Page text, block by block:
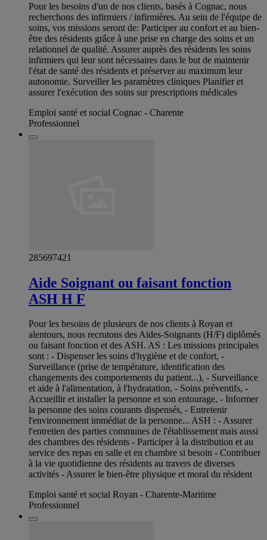
Pour les besoins d'un de nos clients, basés à Cognac, nous
recherchons des infirmiers / infirmières. Au sein de l'équipe de
soins, vos missions seront de: Participer au confort et au bien-
être des résidents grâce à une prise en charge des soins et un
relationnel de qualité. Assurer auprès des résidents les soins
infirmiers qui leur sont nécessaires dans le but de maintenir
l'état de santé des résidents et préserver au maximum leur
autonomie. Surveiller les paramètres cliniques Planifier et
assurer l'exécution des soins sur prescriptions médicales
Emploi santé et social Cognac - Charente
Professionnel
285697421
Aide Soignant ou faisant fonction
ASH H F
Pour les besoins de plusieurs de nos clients à Royan et
alentours, nous recrutons des Aides-Soignants (H/F) diplômés
ou faisant fonction et des ASH. AS : Les missions principales
sont : - Dispenser les soins d'hygiène et de confort, -
Surveillance (prise de température, identification des
changements des comportements du patient...), - Surveillance
et aide à l'alimentation, à l'hydratation, - Soins préventifs, -
Accueillir et installer la personne et son entourage, - Informer
la personne des soins courants dispensés, - Entretenir
l'environnement immédiat de la personne... ASH : - Assurer
l'entretien des parties communes de l'établissement mais aussi
des chambres des résidents - Participer à la distribution et au
service des repas en salle et en chambre si besoin - Contribuer
à la vie quotidienne des résidents au travers de diverses
activités - Assurer le bien-être physique et moral du résident
Emploi santé et social Royan - Charente-Maritime
Professionnel